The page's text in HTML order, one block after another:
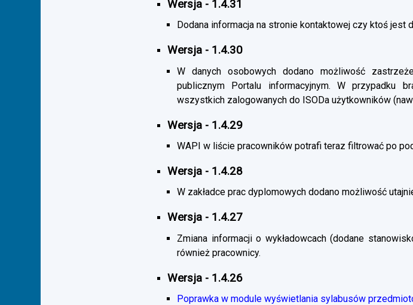
Wersja - 1.4.31
Dodana informacja na stronie kontaktowej czy ktoś jest
Wersja - 1.4.30
W danych osobowych dodano możliwość
publicznym Portalu informacyjnym. W przypadku
wszystkich zalogowanych do ISODa użytkowników
Wersja - 1.4.29
WAPI w liście pracowników potrafi teraz filtrować po
Wersja - 1.4.28
W zakładce prac dyplomowych dodano możliwość
Wersja - 1.4.27
Zmiana informacji o wykładowcach (dodane
również pracownicy.
Wersja - 1.4.26
Poprawka w module wyświetlania sylabusów